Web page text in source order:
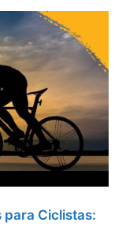
para Ciclistas: